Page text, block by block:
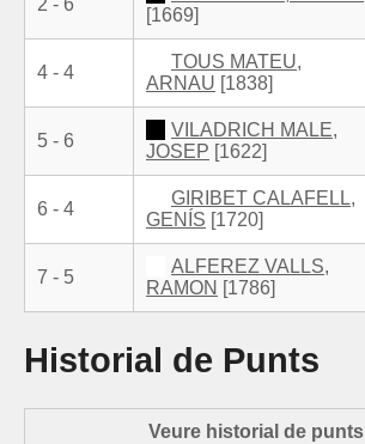
[1669]
4 - 4
TOUS MATEU,
ARNAU [1838]
5 - 6
VILADRICH MALE,
JOSEP [1622]
6 - 4
GIRIBET CALAFELL,
GENÍS [1720]
7 - 5
ALFEREZ VALLS,
RAMON [1786]
Historial de Punts
Veure historial de punts